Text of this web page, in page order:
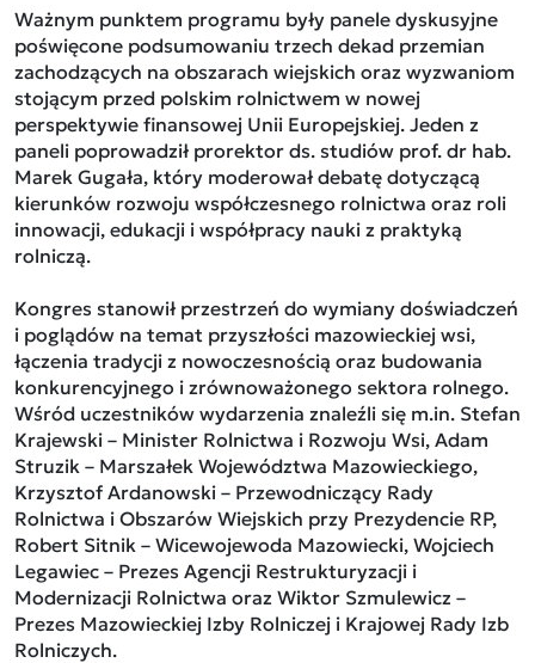
Ważnym punktem programu były panele dyskusyjne
poświęcone podsumowaniu trzech dekad przemian
zachodzących na obszarach wiejskich oraz wyzwaniom
stojącym przed polskim rolnictwem w nowej
perspektywie finansowej Unii Europejskiej. Jeden z
paneli poprowadził prorektor ds. studiów prof. dr hab.
Marek Gugała, który moderował debatę dotyczącą
kierunków rozwoju współczesnego rolnictwa oraz roli
innowacji, edukacji i współpracy nauki z praktyką
rolniczą.
Kongres stanowił przestrzeń do wymiany doświadczeń
i poglądów na temat przyszłości mazowieckiej wsi,
łączenia tradycji z nowoczesnością oraz budowania
konkurencyjnego i zrównoważonego sektora rolnego.
Wśród uczestników wydarzenia znaleźli się m.in. Stefan
Krajewski – Minister Rolnictwa i Rozwoju Wsi, Adam
Struzik – Marszałek Województwa Mazowieckiego,
Krzysztof Ardanowski – Przewodniczący Rady
Rolnictwa i Obszarów Wiejskich przy Prezydencie RP,
Robert Sitnik – Wicewojewoda Mazowiecki, Wojciech
Legawiec – Prezes Agencji Restrukturyzacji i
Modernizacji Rolnictwa oraz Wiktor Szmulewicz –
Prezes Mazowieckiej Izby Rolniczej i Krajowej Rady Izb
Rolniczych.